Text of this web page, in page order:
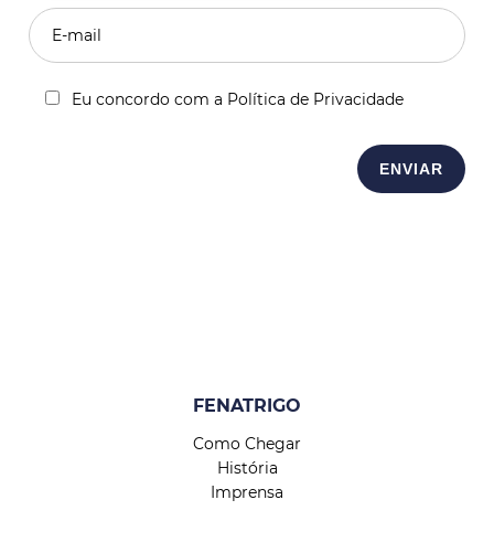
Eu concordo com a Política de Privacidade
FENATRIGO
Como Chegar
História
Imprensa